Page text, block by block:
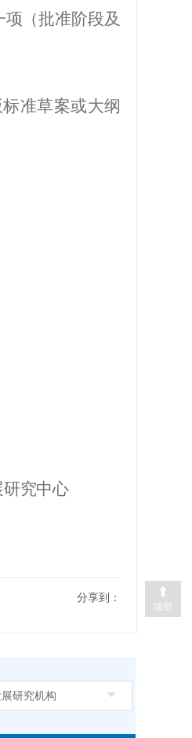
项（批准阶段及
准草案或大纲
究中心
分享到：
顶部
研究机构